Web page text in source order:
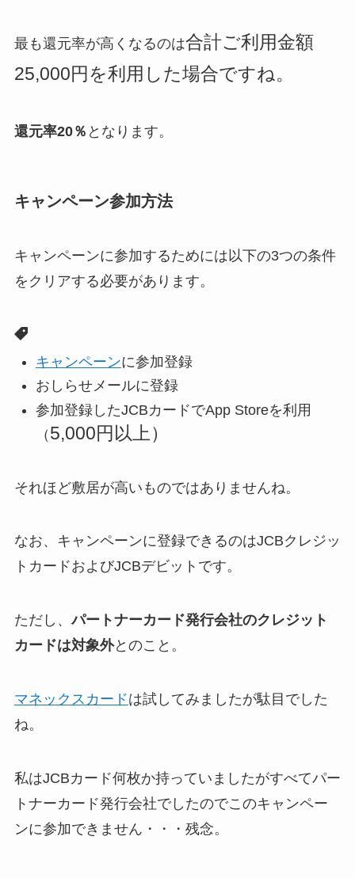
最も還元率が高くなるのは合計ご利用金額
25,000円を利用した場合ですね。
還元率20％ となります。
キャンペーン参加方法
キャンペーンに参加するためには以下の3つの条件
をクリアする必要があります。
キャンペーンに参加登録
おしらせメールに登録
参加登録したJCBカードでApp Storeを利用
（ 5,000円以上）
それほど敷居が高いものではありませんね。
なお、キャンペーンに登録できるのはJCBクレジッ
トカードおよびJCBデビットです。
ただし、パートナーカード発行会社のクレジット
カードは対象外とのこと。
マネックスカードは試してみましたが駄目でした
ね。
私はJCBカード何枚か持っていましたがすべてパー
トナーカード発行会社でしたのでこのキャンペー
ンに参加できません・・・残念。